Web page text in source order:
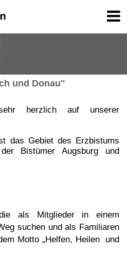
und Donau"
herzlich auf unserer
das Gebiet des Erzbistums
Bistümer Augsburg und
als Mitglieder in einem
suchen und als Familiaren
Motto „Helfen, Heilen und